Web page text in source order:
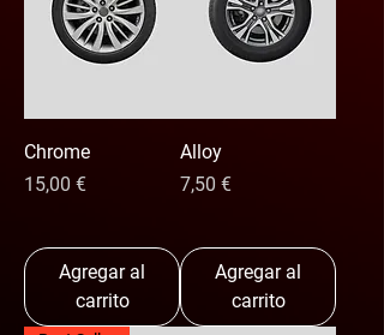
Chrome
Precio
15,00 €
Agregar al
carrito
Alloy
Precio
7,50 €
Agregar al
carrito